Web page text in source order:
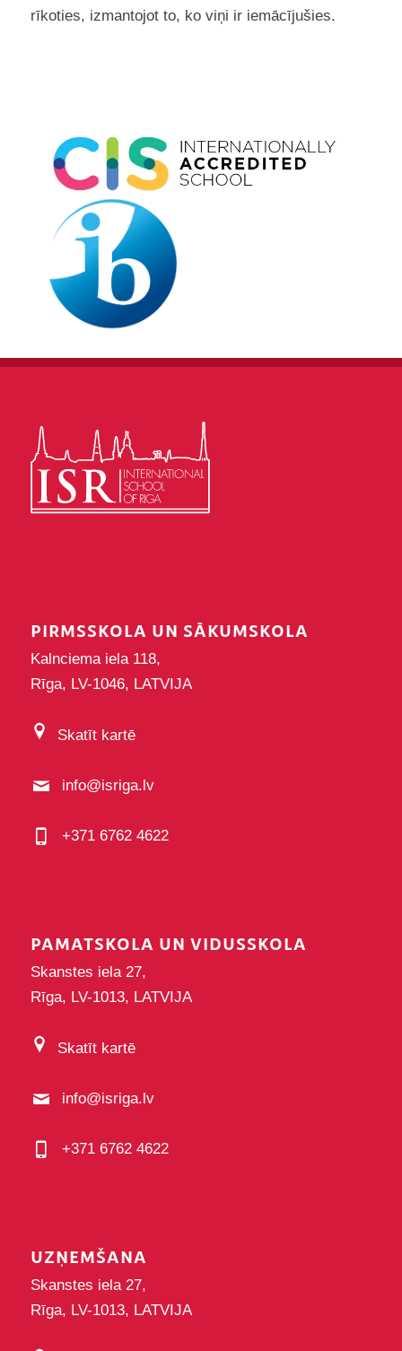
rīkoties, izmantojot to, ko viņi ir iemācījušies.
PIRMSSKOLA UN SĀKUMSKOLA
Kalnciema iela 118,
Rīga, LV-1046, LATVIJA
Skatīt kartē
info@isriga.lv
+371 6762 4622
PAMATSKOLA UN VIDUSSKOLA
Skanstes iela 27,
Rīga, LV-1013, LATVIJA
Skatīt kartē
info@isriga.lv
+371 6762 4622
UZŅEMŠANA
Skanstes iela 27,
Rīga, LV-1013, LATVIJA